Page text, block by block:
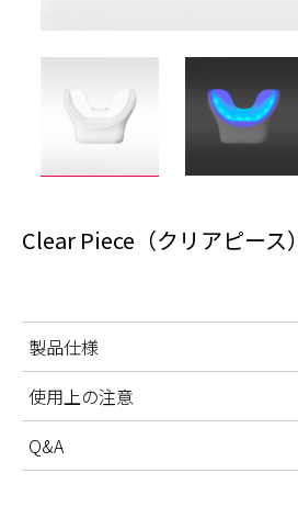
Clear Piece（クリアピース）
製品仕様
使用上の注意
Q&A